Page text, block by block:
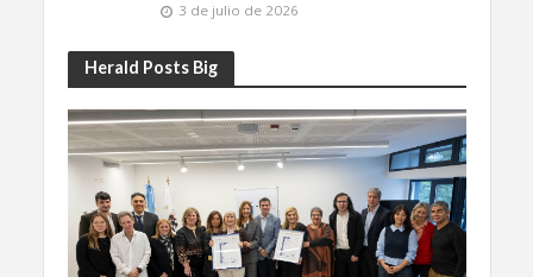
3 de julio de 2026
Herald Posts Big